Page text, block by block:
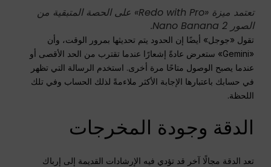
تعتمد ميزة «Redo with Pro» على الحصة المتبقية من
الصور Nano Banana 2.
تقول «جوجل» أيضًا إن الحدود يتم تحديثها بمرور الوقت، وأن
«Gemini» ستعرض عادةً إشعارًا عندما تقترب من الحد الأقصى أو
عندما يصبح الوصول متاحًا مرة أخرى. استخدم الرسالة التي تظهر
في حسابك باعتبارها الإجابة الأكثر ملاءمةً لذلك الحساب وفي تلك
اللحظة.
الدقة وجودة المخرجات
تعد الدقة مجالًا آخر قد تؤدي فيه الإرشادات القديمة إلى إرباك